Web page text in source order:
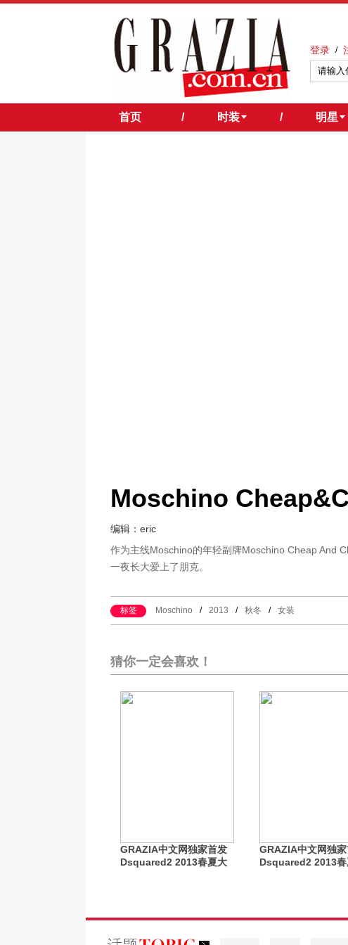
登录 /
首页 / 时装 / 明星
Moschino
编辑：eric
作为主线Moschino的年轻副牌Moschino Cheap And
一夜长大爱上了朋克。
标签 Moschino / 2013 / 秋冬 / 女装
猜你一定会喜欢！
GRAZIA中文网独家首发
Dsquared2 2013春夏大
GRAZIA中文网独
Dsquared2 2013春